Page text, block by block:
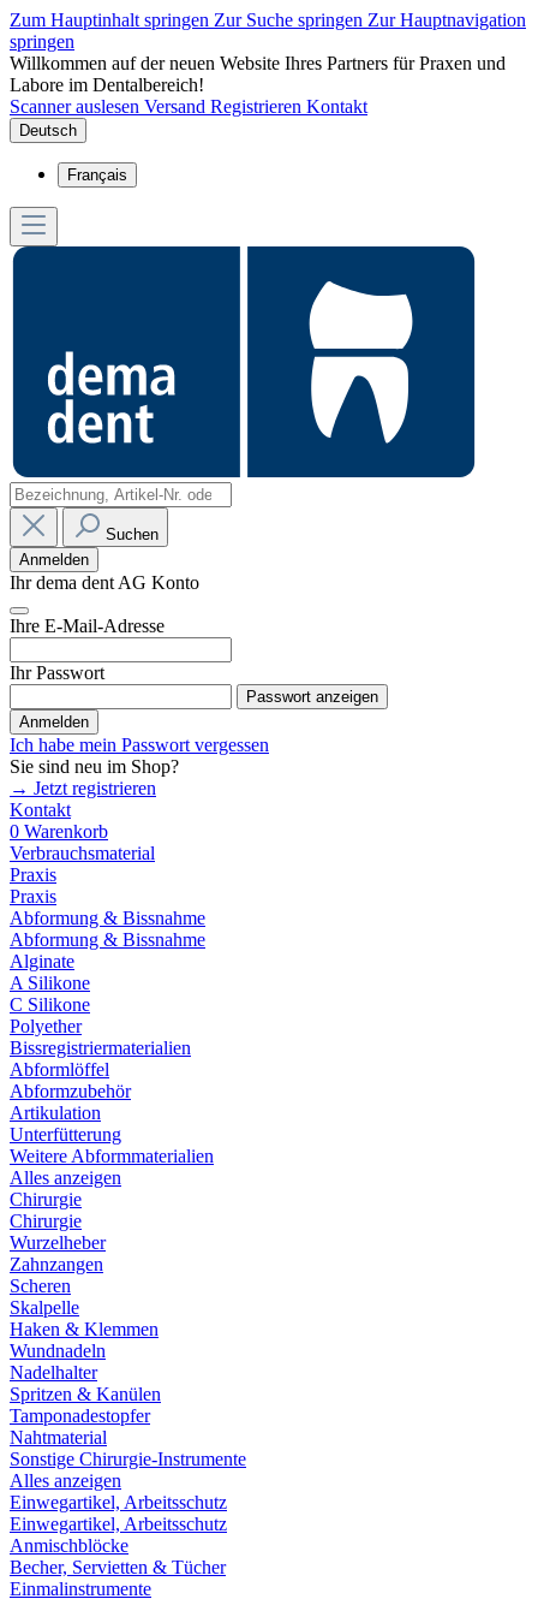
Zum Hauptinhalt springen Zur Suche springen Zur Hauptnavigation
springen
Willkommen auf der neuen Website Ihres Partners für Praxen und
Labore im Dentalbereich!
Scanner auslesen Versand Registrieren Kontakt
Deutsch
Français
Suchen
Anmelden
Ihr dema dent AG Konto
Ihre E-Mail-Adresse
Ihr Passwort
Passwort anzeigen
Anmelden
Ich habe mein Passwort vergessen
Sie sind neu im Shop?
→ Jetzt registrieren
Kontakt
0 Warenkorb
Verbrauchsmaterial
Praxis
Praxis
Abformung & Bissnahme
Abformung & Bissnahme
Alginate
A Silikone
C Silikone
Polyether
Bissregistriermaterialien
Abformlöffel
Abformzubehör
Artikulation
Unterfütterung
Weitere Abformmaterialien
Alles anzeigen
Chirurgie
Chirurgie
Wurzelheber
Zahnzangen
Scheren
Skalpelle
Haken & Klemmen
Wundnadeln
Nadelhalter
Spritzen & Kanülen
Tamponadestopfer
Nahtmaterial
Sonstige Chirurgie-Instrumente
Alles anzeigen
Einwegartikel, Arbeitsschutz
Einwegartikel, Arbeitsschutz
Anmischblöcke
Becher, Servietten & Tücher
Einmalinstrumente